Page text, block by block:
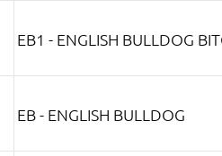
EB1 - ENGLISH BULLDOG
EB - ENGLISH BULLDOG